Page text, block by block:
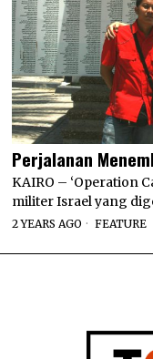
Perjalanan
KAIRO – ‘Operation
militer Israel yang
2 YEARS AGO FEATURE